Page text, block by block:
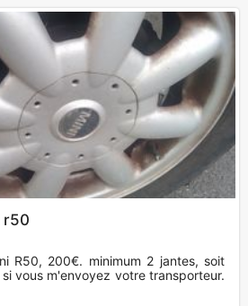
r50
R50, 200€. minimum 2 jantes, soit
vous m'envoyez votre transporteur.